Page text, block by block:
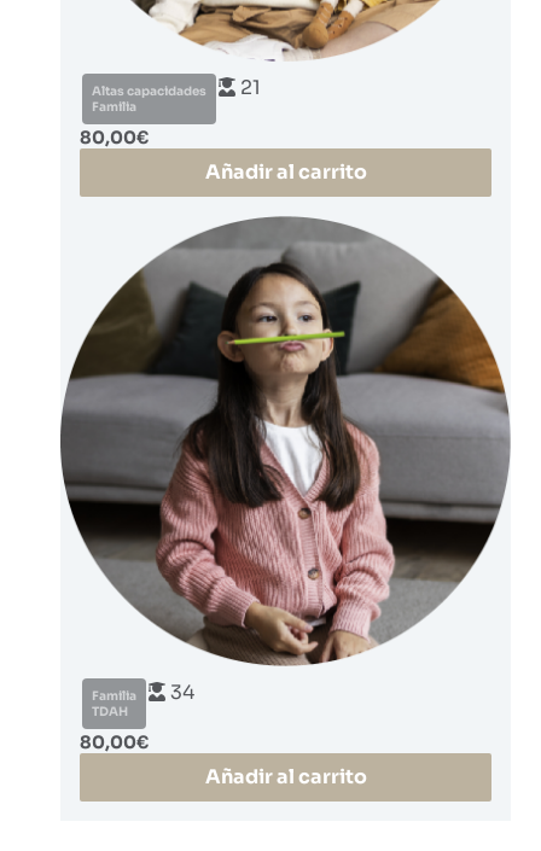
Altas capacidades
Familia
21
80,00€
Añadir al carrito
Familia
TDAH
34
80,00€
Añadir al carrito